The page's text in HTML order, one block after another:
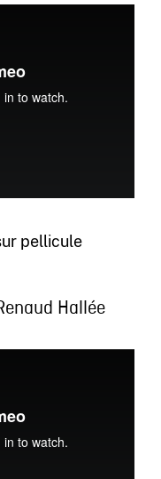
pellicule
Hallée